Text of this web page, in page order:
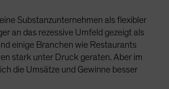
Substanzunternehmen als flexibler
an das rezessive Umfeld gezeigt als
einige Branchen wie Restaurants
stark unter Druck geraten. Aber im
die Umsätze und Gewinne besser